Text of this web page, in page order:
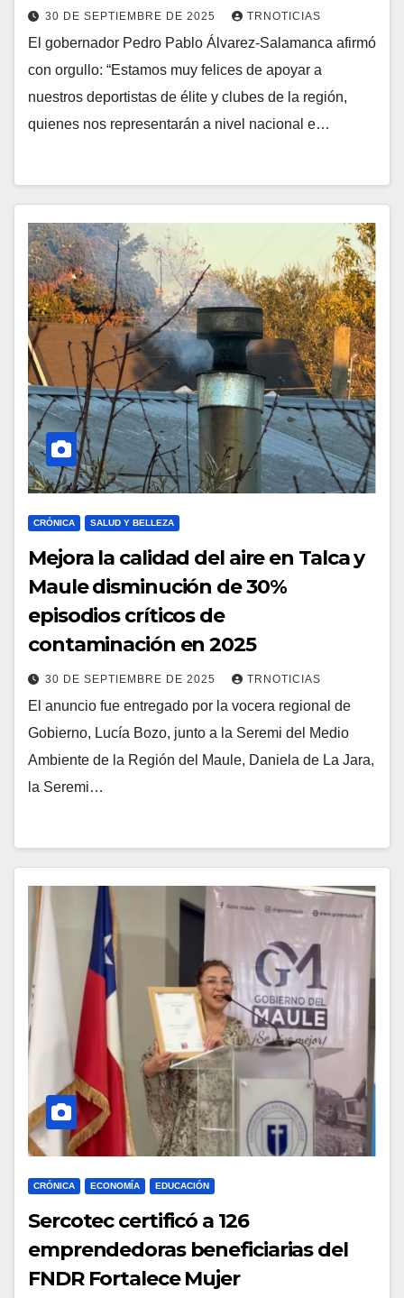
30 DE SEPTIEMBRE DE 2025 TRNOTICIAS
El gobernador Pedro Pablo Álvarez-Salamanca afirmó
con orgullo: “Estamos muy felices de apoyar a
nuestros deportistas de élite y clubes de la región,
quienes nos representarán a nivel nacional e…
CRÓNICA SALUD Y BELLEZA
Mejora la calidad del aire en Talca y
Maule disminución de 30%
episodios críticos de
contaminación en 2025
30 DE SEPTIEMBRE DE 2025 TRNOTICIAS
El anuncio fue entregado por la vocera regional de
Gobierno, Lucía Bozo, junto a la Seremi del Medio
Ambiente de la Región del Maule, Daniela de La Jara,
la Seremi…
CRÓNICA ECONOMÍA EDUCACIÓN
Sercotec certificó a 126
emprendedoras beneficiarias del
FNDR Fortalece Mujer